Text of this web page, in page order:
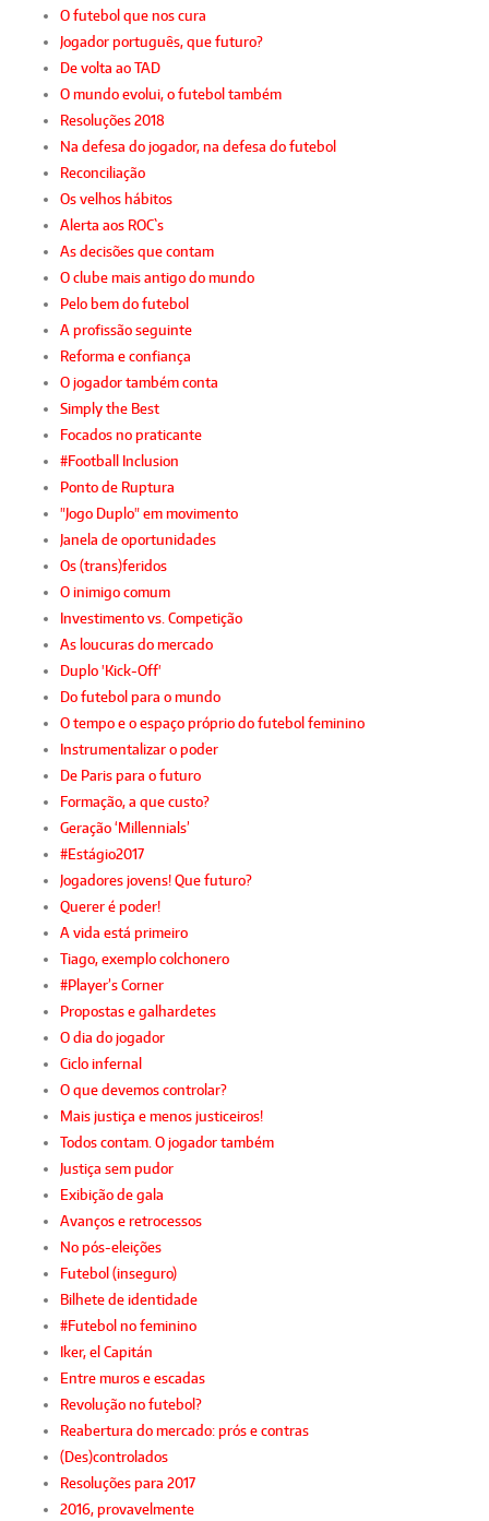
O futebol que nos cura
Jogador português, que futuro?
De volta ao TAD
O mundo evolui, o futebol também
Resoluções 2018
Na defesa do jogador, na defesa do futebol
Reconciliação
Os velhos hábitos
Alerta aos ROC`s
As decisões que contam
O clube mais antigo do mundo
Pelo bem do futebol
A profissão seguinte
Reforma e confiança
O jogador também conta
Simply the Best
Focados no praticante
#Football Inclusion
Ponto de Ruptura
"Jogo Duplo" em movimento
Janela de oportunidades
Os (trans)feridos
O inimigo comum
Investimento vs. Competição
As loucuras do mercado
Duplo 'Kick-Off'
Do futebol para o mundo
O tempo e o espaço próprio do futebol feminino
Instrumentalizar o poder
De Paris para o futuro
Formação, a que custo?
Geração ‘Millennials’
#Estágio2017
Jogadores jovens! Que futuro?
Querer é poder!
A vida está primeiro
Tiago, exemplo colchonero
#Player’s Corner
Propostas e galhardetes
O dia do jogador
Ciclo infernal
O que devemos controlar?
Mais justiça e menos justiceiros!
Todos contam. O jogador também
Justiça sem pudor
Exibição de gala
Avanços e retrocessos
No pós-eleições
Futebol (inseguro)
Bilhete de identidade
#Futebol no feminino
Iker, el Capitán
Entre muros e escadas
Revolução no futebol?
Reabertura do mercado: prós e contras
(Des)controlados
Resoluções para 2017
2016, provavelmente